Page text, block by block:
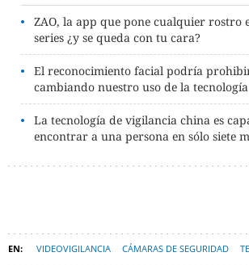
ZAO, la app que pone cualquier rostro
series ¿y se queda con tu cara?
El reconocimiento facial podría
cambiando nuestro uso de la tecnología
La tecnología de vigilancia china es
encontrar a una persona en sólo siete
VIDEOVIGILANCIA CÁMARAS DE SEGURIDAD